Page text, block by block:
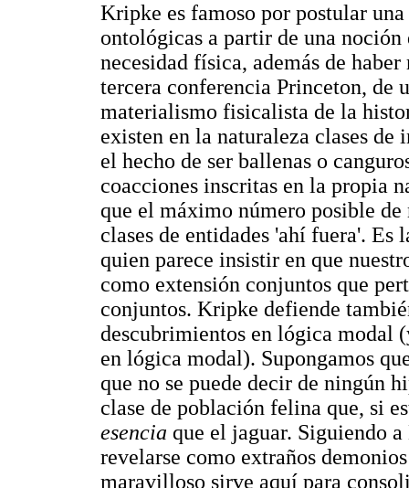
Kripke es famoso por postular
ontológicas a partir de una
necesidad física, además de
tercera conferencia Princeton, de
materialismo fisicalista de la
existen en la naturaleza clases
el hecho de ser ballenas o
coacciones inscritas en la propia
que el máximo número posible de
clases de entidades 'ahí fuera'.
quien parece insistir en que
como extensión conjuntos que
conjuntos. Kripke defiende
descubrimientos en lógica modal
en lógica modal). Supongamos
que no se puede decir de ningún
clase de población felina que, si
esencia que el jaguar. Siguiendo
revelarse como extraños
maravilloso sirve aquí para